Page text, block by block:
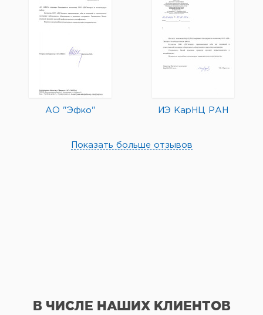
АО "Эфко" ИЭ КарНЦ РАН
Показать больше отзывов
В ЧИСЛЕ НАШИХ КЛИЕНТОВ